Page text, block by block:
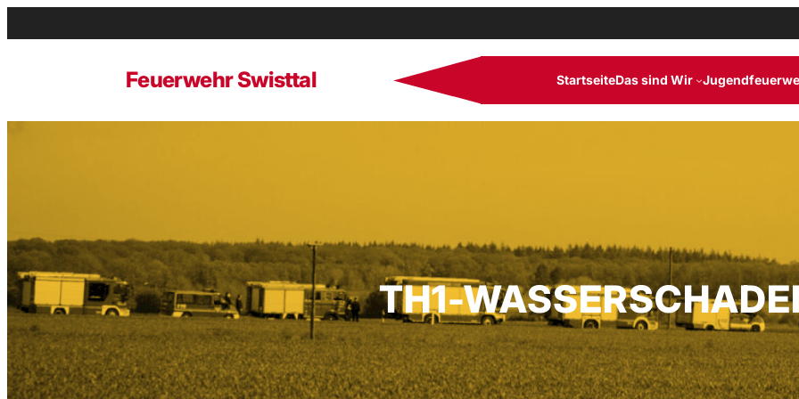
Inhalt
Feuerwehr Swisttal StartseiteDas sind Wir
TH1-